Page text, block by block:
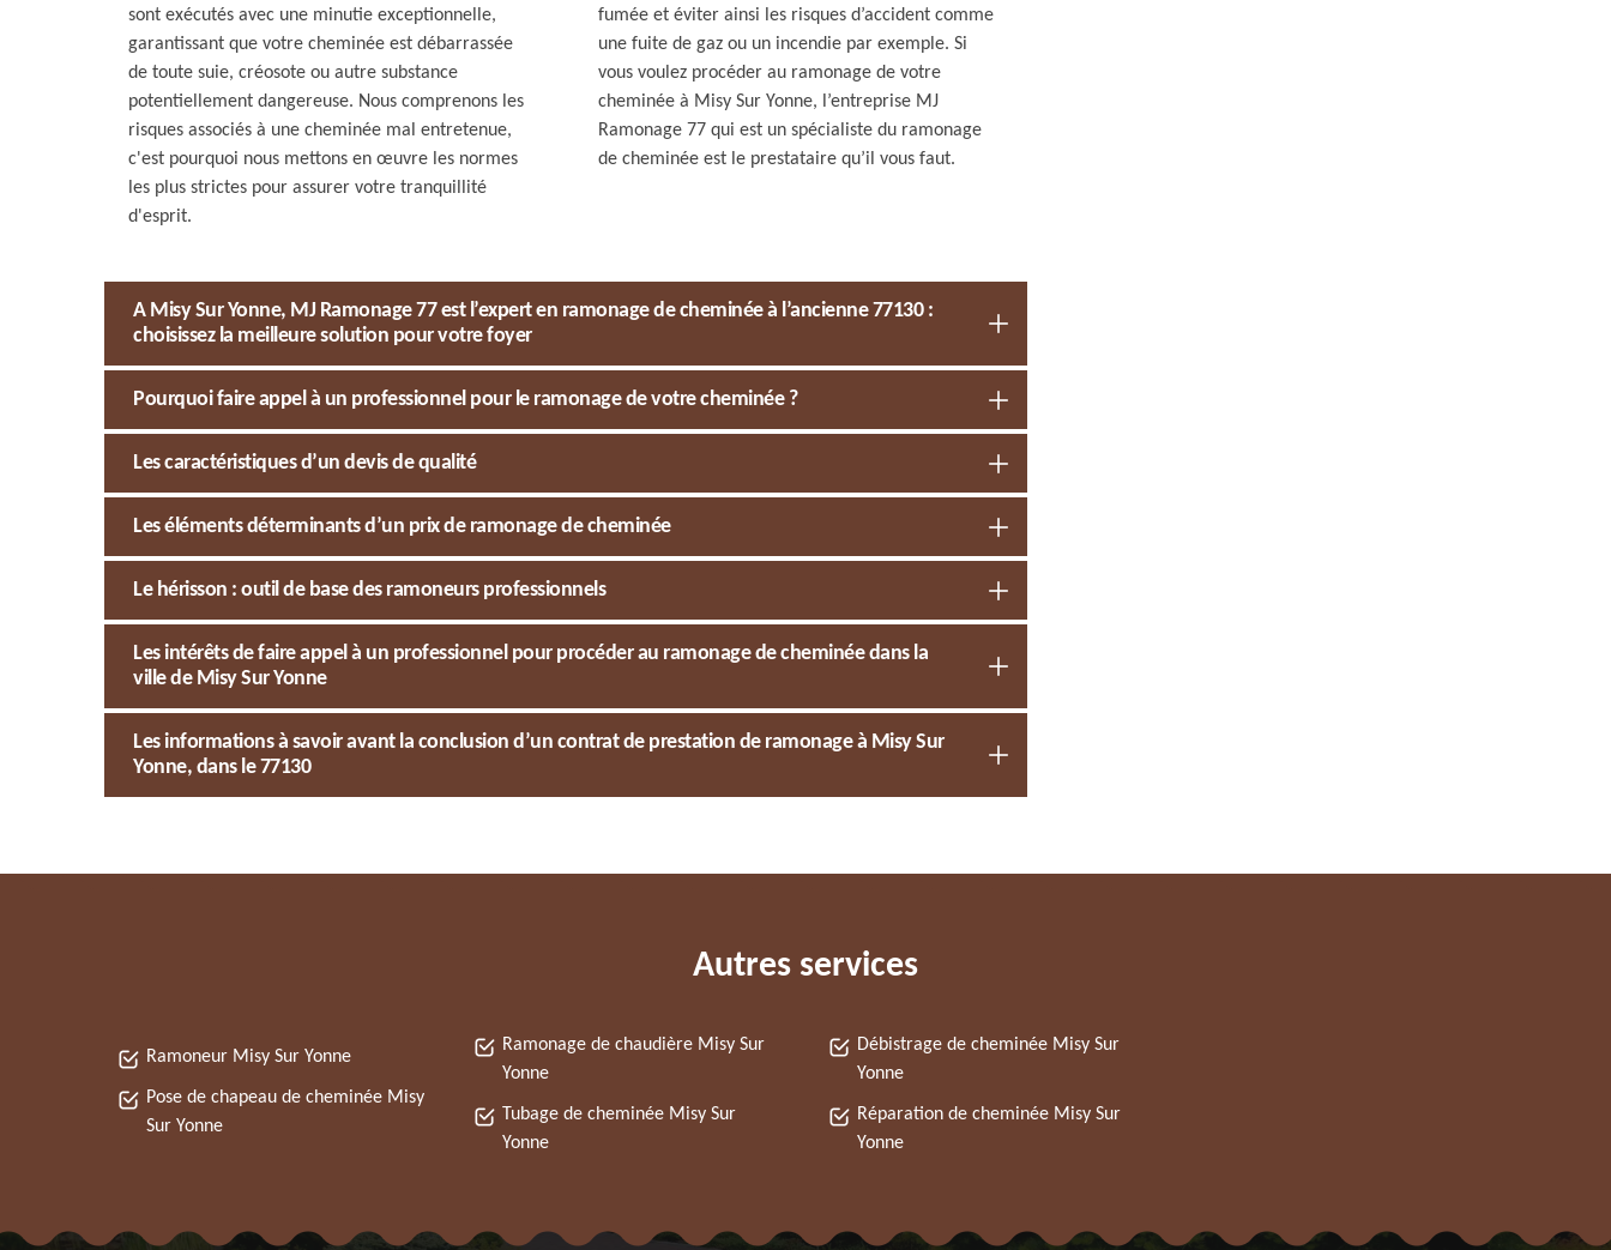
sont exécutés avec une minutie exceptionnelle,
garantissant que votre cheminée est débarrassée
de toute suie, créosote ou autre substance
potentiellement dangereuse. Nous comprenons les
risques associés à une cheminée mal entretenue,
c'est pourquoi nous mettons en œuvre les normes
les plus strictes pour assurer votre tranquillité
d'esprit.
fumée et éviter ainsi les risques d’accident comme
une fuite de gaz ou un incendie par exemple. Si
vous voulez procéder au ramonage de votre
cheminée à Misy Sur Yonne, l’entreprise MJ
Ramonage 77 qui est un spécialiste du ramonage
de cheminée est le prestataire qu’il vous faut.
A Misy Sur Yonne, MJ Ramonage 77 est l’expert en ramonage de cheminée à l’ancienne 77130 :
choisissez la meilleure solution pour votre foyer
Pourquoi faire appel à un professionnel pour le ramonage de votre cheminée ?
Les caractéristiques d’un devis de qualité
Les éléments déterminants d’un prix de ramonage de cheminée
Le hérisson : outil de base des ramoneurs professionnels
Les intérêts de faire appel à un professionnel pour procéder au ramonage de cheminée dans la
ville de Misy Sur Yonne
Les informations à savoir avant la conclusion d’un contrat de prestation de ramonage à Misy Sur
Yonne, dans le 77130
Autres services
Ramoneur Misy Sur Yonne
Pose de chapeau de cheminée Misy
Sur Yonne
Ramonage de chaudière Misy Sur
Yonne
Tubage de cheminée Misy Sur
Yonne
Débistrage de cheminée Misy Sur
Yonne
Réparation de cheminée Misy Sur
Yonne